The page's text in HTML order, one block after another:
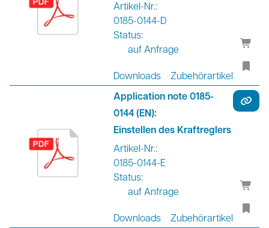
Artikel-Nr.:
0185-0144-D
Status:
auf Anfrage
Downloads Zubehörartikel
Application note 0185-
0144 (EN):
Einstellen des Kraftreglers
Artikel-Nr.:
0185-0144-E
Status:
auf Anfrage
Downloads Zubehörartikel